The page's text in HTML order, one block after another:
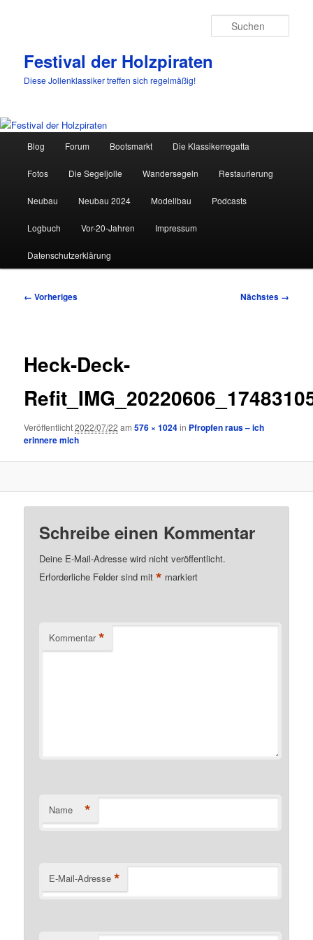
Festival der Holzpiraten
Diese Jollenklassiker treffen sich regelmäßig!
Zum
primären
Inhalt
springen
Blog Forum Bootsmarkt Die Klassikerregatta
Fotos Die Segeljolle Wandersegeln Restaurierung
Neubau Neubau 2024 Modellbau Podcasts
Logbuch Vor-20-Jahren Impressum
Datenschutzerklärung
Bilder-
← Vorheriges Nächstes →
Heck-Deck-
Veröffentlicht2022/07/22 am576 × 1024in Pfropfen raus – ich
erinnere mich
Schreibe einen Kommentar
Deine E-Mail-Adresse wird nicht veröffentlicht.
Erforderliche Felder sind mit* markiert
Kommentar *
Name *
E-Mail-Adresse *